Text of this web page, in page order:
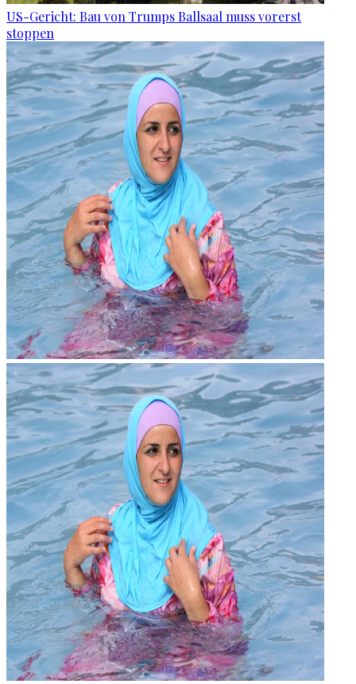
US-Gericht: Bau von Trumps Ballsaal muss vorerst
stoppen